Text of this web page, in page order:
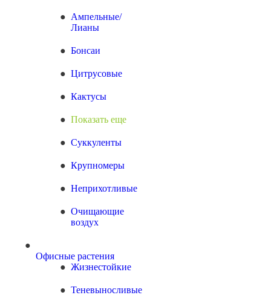
Ампельные/
Лианы
Бонсаи
Цитрусовые
Кактусы
Показать еще
Суккуленты
Крупномеры
Неприхотливые
Очищающие
воздух
Офисные растения
Жизнестойкие
Теневыносливые